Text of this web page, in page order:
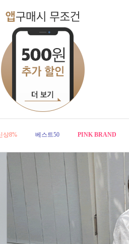
상8% 베스트50 PINK BRAND